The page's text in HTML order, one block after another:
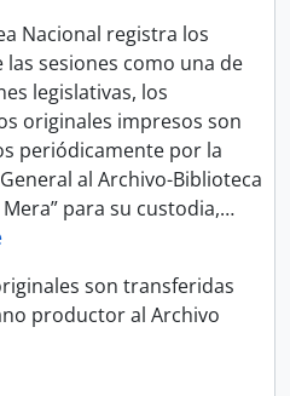
Nacional registra los
las sesiones como una de
legislativas, los
originales impresos son
periódicamente por la
al Archivo-Biblioteca
Mera” para su custodia,…
son transferidas
productor al Archivo